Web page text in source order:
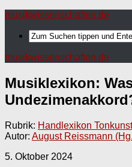
musikwissenschaften.de
musikwissenschaften.de
Musiklexikon:
Undezimenakkord
Rubrik: Handlexikon
Autor: August Reissmann
5. Oktober 2024